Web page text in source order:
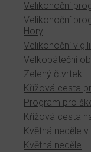
Velikonoční
Velikonoční
Hory
Velikonoční
Velkopáteční
Zelený čtvrtek
Křížová cesta
Program pro
Křížová cesta
Květná neděle v
Květná neděle